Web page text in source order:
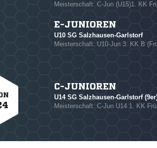
* Pflichtfelder
Meisterschaft: C-Jun (U15)1. KK
E-JUNIOREN
U10 SG Salzhausen-Garlstorf
Meisterschaft: U10-Jun 3. KK B
C-JUNIOREN
U14 SG Salzhausen-Garlstorf
Meisterschaft: C-Jun U14 1. KK